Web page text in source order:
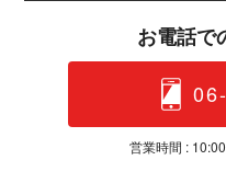
お電話で
営業時間 : 10:00